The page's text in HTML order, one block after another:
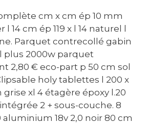
cm x cm ép 10 mm
14 cm ép 119 x l 14 naturel l
Parquet contrecollé gabin
plus 2000w parquet
2,80 € eco-part p 50 cm sol
holy tablettes l 200 x
xl 4 étagère époxy l.20
2 + sous-couche. 8
aluminium 18v 2,0 noir 80 cm